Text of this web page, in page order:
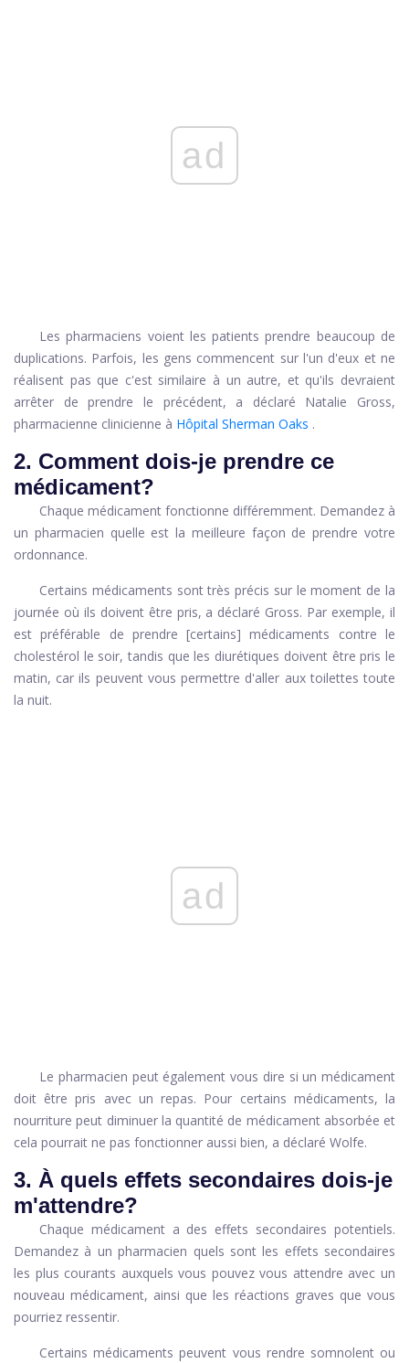
ad
Les pharmaciens voient les patients prendre beaucoup de
duplications. Parfois, les gens commencent sur l'un d'eux et ne
réalisent pas que c'est similaire à un autre, et qu'ils devraient
arrêter de prendre le précédent, a déclaré Natalie Gross,
pharmacienne clinicienne à Hôpital Sherman Oaks .
2. Comment dois-je prendre ce
médicament?
Chaque médicament fonctionne différemment. Demandez à
un pharmacien quelle est la meilleure façon de prendre votre
ordonnance.
Certains médicaments sont très précis sur le moment de la
journée où ils doivent être pris, a déclaré Gross. Par exemple, il
est préférable de prendre [certains] médicaments contre le
cholestérol le soir, tandis que les diurétiques doivent être pris le
matin, car ils peuvent vous permettre d'aller aux toilettes toute
la nuit.
ad
Le pharmacien peut également vous dire si un médicament
doit être pris avec un repas. Pour certains médicaments, la
nourriture peut diminuer la quantité de médicament absorbée et
cela pourrait ne pas fonctionner aussi bien, a déclaré Wolfe.
3. À quels effets secondaires dois-je
m'attendre?
Chaque médicament a des effets secondaires potentiels.
Demandez à un pharmacien quels sont les effets secondaires
les plus courants auxquels vous pouvez vous attendre avec un
nouveau médicament, ainsi que les réactions graves que vous
pourriez ressentir.
Certains médicaments peuvent vous rendre somnolent ou